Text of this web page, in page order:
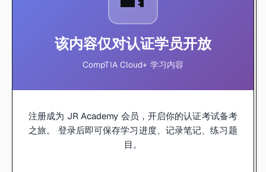
该内容仅对认证学员开放
CompTIA Cloud+ 学习内容
注册成为 JR Academy 会员，开启你的认证考试备考
之旅。 登录后即可保存学习进度、记录笔记、练习题
目。